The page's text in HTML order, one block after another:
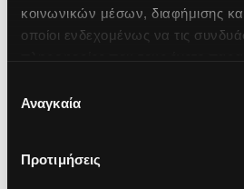
κοινωνικών μέσων, διαφήμισης
οποίοι ενδεχομένως να τις
των υπηρεσιών τους.
συγκατάθεσης
Αναγκαία
Προτιμήσεις
High standards in
We implement structured
to manage risk, protect data